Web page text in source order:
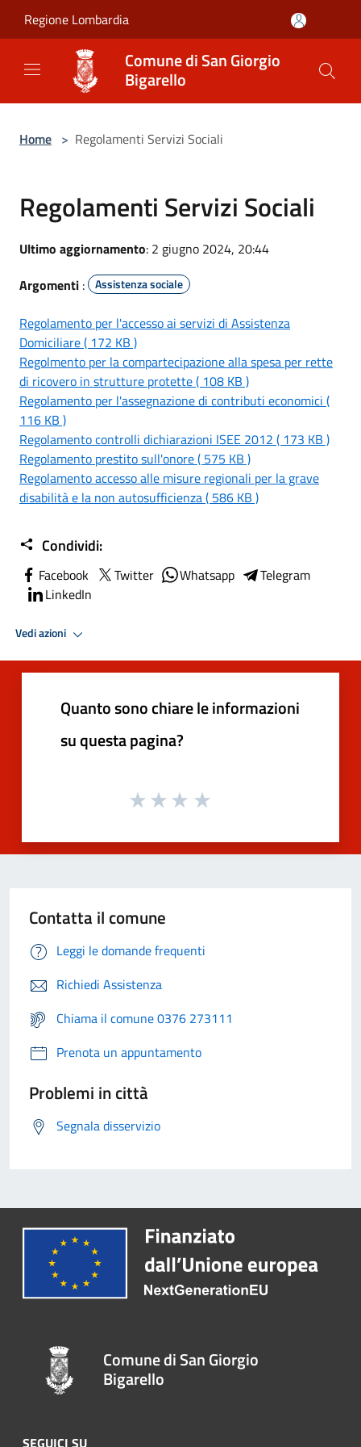
Regione Lombardia
Comune di San Giorgio
Bigarello
Home > Regolamenti Servizi Sociali
Regolamenti Servizi Sociali
Ultimo aggiornamento: 2 giugno 2024, 20:44
Argomenti : Assistenza sociale
Regolamento per l'accesso ai servizi di Assistenza
Domiciliare ( 172 KB )
Regolmento per la compartecipazione alla spesa per rette
di ricovero in strutture protette ( 108 KB )
Regolamento per l'assegnazione di contributi economici (
116 KB )
Regolamento controlli dichiarazioni ISEE 2012 ( 173 KB )
Regolamento prestito sull'onore ( 575 KB )
Regolamento accesso alle misure regionali per la grave
disabilità e la non autosufficienza ( 586 KB )
Condividi:
Facebook Twitter Whatsapp
Telegram
LinkedIn
Vedi azioni
Quanto sono chiare le informazioni
su questa pagina?
Contatta il comune
Leggi le domande frequenti
Richiedi Assistenza
Chiama il comune 0376 273111
Prenota un appuntamento
Problemi in città
Segnala disservizio
Comune di San Giorgio
Bigarello
SEGUICI SU